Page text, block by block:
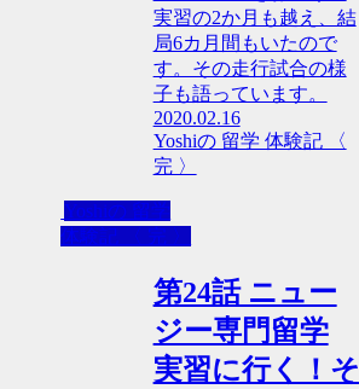
実習の2か月も越え、結
局6カ月間もいたので
す。その走行試合の様
子も語っています。
2020.02.16
Yoshiの 留学 体験記 〈
完 〉
Yoshiの 留学
体験記 〈 完 〉
第24話 ニュー
ジー専門留学
実習に行く！そ